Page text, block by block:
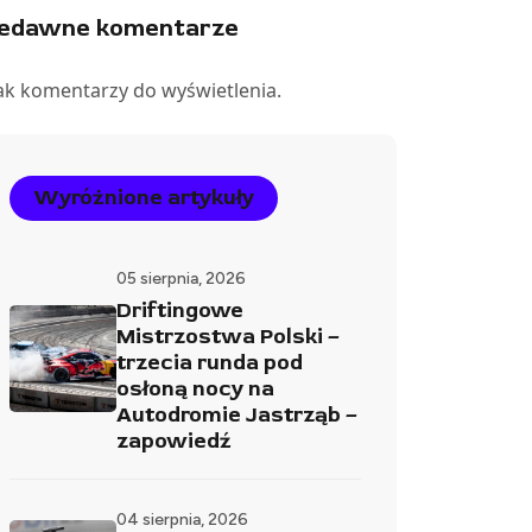
komentarze
komentarzy do wyświetlenia.
Wyróżnione artykuły
05 sierpnia, 2026
Driftingowe
Mistrzostwa Polski –
trzecia runda pod
osłoną nocy na
Autodromie Jastrząb –
zapowiedź
04 sierpnia, 2026